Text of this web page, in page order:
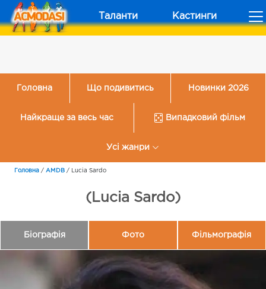
Таланти Кастинги
Головна Що подивитись Новинки 2026
Найкраще за весь час Випадковий фільм
Усі жанри
Головна / AMDB / Lucia Sardo
(Lucia Sardo)
Біографія Фото Фільмографія